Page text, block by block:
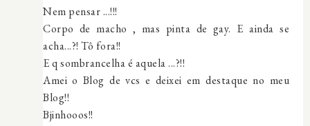
Nem pensar ...!!!
Corpo de macho , mas pinta de gay. E ainda se
acha...?! Tô fora!!
E q sombrancelha é aquela ...?!!
Amei o Blog de vcs e deixei em destaque no meu
Blog!!
Bjinhooos!!